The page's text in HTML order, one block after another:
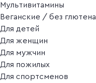
Мультивитамины
Веганские / без глютена
Для детей
Для женщин
Для мужчин
Для пожилых
Для спортсменов